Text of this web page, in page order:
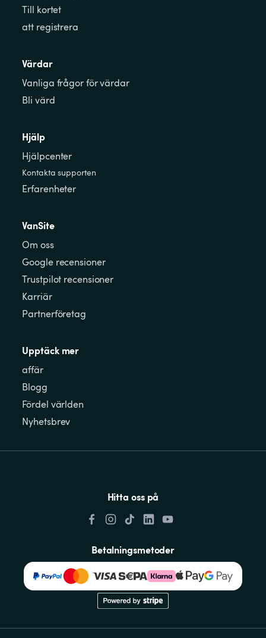
Till kortet
att registrera
Värdar
Vanliga frågor för värdar
Bli värd
Hjälp
Hjälpcenter
Kontakta supporten
Erfarenheter
VanSite
Om oss
Google recensioner
Trustpilot recensioner
Karriär
Partnerföretag
Upptäck mer
affär
Blogg
Fördel världen
Nyhetsbrev
Hitta oss på
Betalningsmetoder